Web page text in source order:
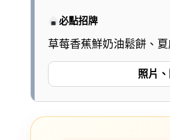
必點招牌
草莓香蕉鮮奶油鬆餅、
照片